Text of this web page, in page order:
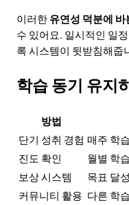
이러한 유연성 덕분에
수 있어요. 일시적인 일
록 시스템이 뒷받침해줍
학습 동기 유지
방법
단기 성취 경험 매주 학
진도 확인
월별 학
보상 시스템
목표 달
커뮤니티 활용 다른 학